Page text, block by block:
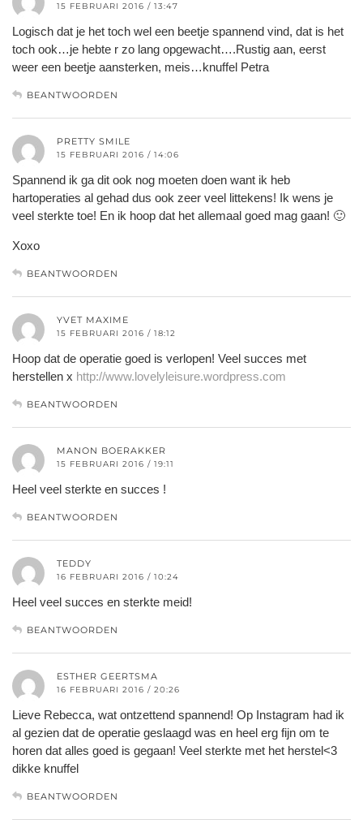
15 FEBRUARI 2016 / 13:47
Logisch dat je het toch wel een beetje spannend vind, dat is het
toch ook…je hebte r zo lang opgewacht….Rustig aan, eerst
weer een beetje aansterken, meis…knuffel Petra
BEANTWOORDEN
PRETTY SMILE
15 FEBRUARI 2016 / 14:06
Spannend ik ga dit ook nog moeten doen want ik heb
hartoperaties al gehad dus ook zeer veel littekens! Ik wens je
veel sterkte toe! En ik hoop dat het allemaal goed mag gaan! 🙂
Xoxo
BEANTWOORDEN
YVET MAXIME
15 FEBRUARI 2016 / 18:12
Hoop dat de operatie goed is verlopen! Veel succes met
herstellen x http://www.lovelyleisure.wordpress.com
BEANTWOORDEN
MANON BOERAKKER
15 FEBRUARI 2016 / 19:11
Heel veel sterkte en succes !
BEANTWOORDEN
TEDDY
16 FEBRUARI 2016 / 10:24
Heel veel succes en sterkte meid!
BEANTWOORDEN
ESTHER GEERTSMA
16 FEBRUARI 2016 / 20:26
Lieve Rebecca, wat ontzettend spannend! Op Instagram had ik
al gezien dat de operatie geslaagd was en heel erg fijn om te
horen dat alles goed is gegaan! Veel sterkte met het herstel<3
dikke knuffel
BEANTWOORDEN